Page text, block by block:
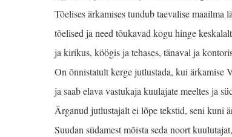
Tõelises ärkamises tundub taevalise
tõelised ja need tõukavad kogu hinge
ja kirikus, köögis ja tehases, tänaval ja
On õnnistatult kerge jutlustada, kui ärkamise
ja saab elava vastukaja kuulajate meeltes ja
Ärganud jutlus­tajalt ei lõpe tekstid, seni kuni
Suudan südamest mõista seda noort